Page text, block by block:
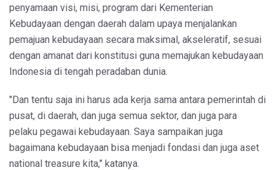
penyamaan visi, misi, program dari Kementerian
Kebudayaan dengan daerah dalam upaya menjalankan
pemajuan kebudayaan secara maksimal, akseleratif, sesuai
dengan amanat dari konstitusi guna memajukan kebudayaan
Indonesia di tengah peradaban dunia.
"Dan tentu saja ini harus ada kerja sama antara pemerintah di
pusat, di daerah, dan juga semua sektor, dan juga para
pelaku pegawai kebudayaan. Saya sampaikan juga
bagaimana kebudayaan bisa menjadi fondasi dan juga aset
national treasure kita," katanya.